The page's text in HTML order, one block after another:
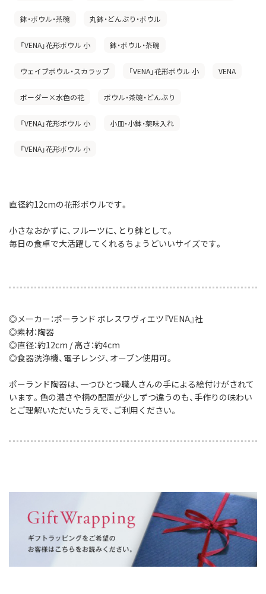
鉢・ボウル・茶碗 丸鉢・どんぶり・ボウル
「VENA」花形ボウル 小 鉢・ボウル・茶碗
ウェイブボウル・スカラップ 「VENA」花形ボウル 小 VENA
ボーダー×水色の花 ボウル・茶碗・どんぶり
「VENA」花形ボウル 小 小皿・小鉢・薬味入れ
「VENA」花形ボウル 小
直径約12cmの花形ボウルです。
小さなおかずに、フルーツに、とり鉢として。
毎日の食卓で大活躍してくれるちょうどいいサイズです。
◎メーカー：ポーランド ボレスワヴィエツ『VENA』社
◎素材：陶器
◎直径：約12cm / 高さ：約4cm
◎食器洗浄機、電子レンジ、オーブン使用可。
ポーランド陶器は、一つひとつ職人さんの手による絵付けがされて
います。色の濃さや柄の配置が少しずつ違うのも、手作りの味わい
とご理解いただいたうえで、ご利用ください。